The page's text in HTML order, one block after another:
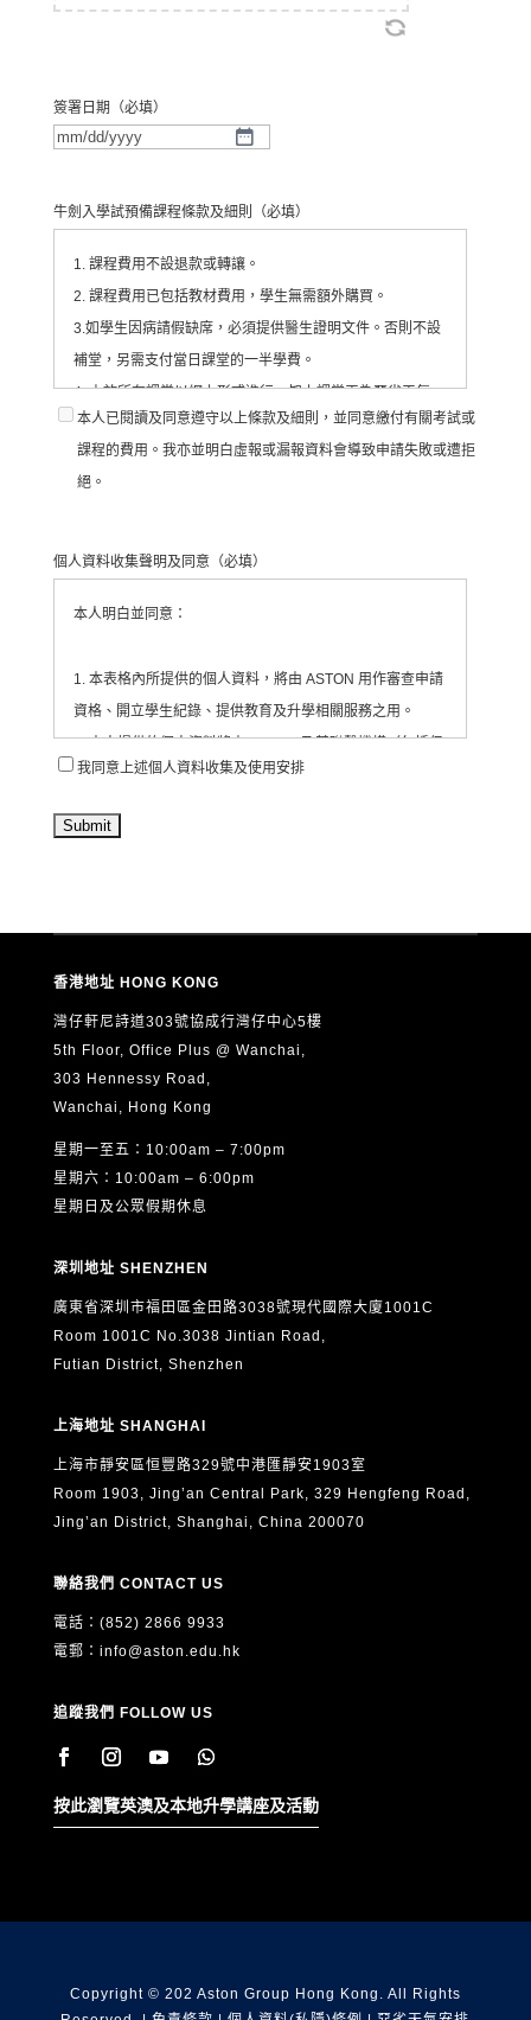
簽署日期 （必填）
月/
年
牛劍入學試預備課程條款及細則 （必填）
1. 課程費用不設退款或轉讓。
2. 課程費用已包括教材費用，學生無需額外購買。
3.如學生因病請假缺席，必須提供醫生證明文件。否則不設
補堂，另需支付當日課堂的一半學費。
4. 由於所有課堂以網上形式進行，如上課當天為惡劣天氣
（即懸掛八號颱風信號或黑色暴雨警告信號），課堂仍會如
期進行。
5. Aston Institute 保留權利更改課程之上課時間、地點及授
本人已閱讀及同意遵守以上條款及細則，並同意繳付有關考試或
課程的費用。我亦並明白虛報或漏報資料會導致申請失敗或遭拒
絕。
個人資料收集聲明及同意（必填）
本人明白並同意：
1. 本表格內所提供的個人資料，將由 ASTON 用作審查申請
資格、開立學生紀錄、提供教育及升學相關服務之用。
2. 本人提供的個人資料將由 ASTON 及其聯繫機構（包括但
不限於合作教育機構、活動承辦單位等）收集、處理及使
3. ASTON 會將有關資料存放於為每位學生/申請人開設的紀
式，向本人發送有關教育、升學、展覽、活動、課程及服務
銷同意，而不影響其他用途的合法處理。
方式如下：
本人已閱讀、明白並同意以上全部內容，並確認所提供的個
我同意上述個人資料收集及使用安排
香港地址 HONG KONG
灣仔軒尼詩道303號協成行灣仔中心5樓
5th Floor, Office Plus @ Wanchai,
303 Hennessy Road,
Wanchai, Hong Kong
星期一至五：10:00am – 7:00pm
星期六：10:00am – 6:00pm
星期日及公眾假期休息
深圳地址 SHENZHEN
廣東省深圳市福田區金田路3038號現代國際大廈1001C
Room 1001C No.3038 Jintian Road,
Futian District, Shenzhen
上海地址 SHANGHAI
上海市靜安區恒豐路329號中港匯靜安1903室
Room 1903, Jing’an Central Park, 329 Hengfeng Road,
Jing’an District, Shanghai, China 200070
聯絡我們 CONTACT US
電話：(852) 2866 9933
電郵： info@aston.edu.hk
追蹤我們 FOLLOW US
按此瀏覽英澳及本地升學講座及活動
Copyright © 202 Aston Group Hong Kong. All Rights